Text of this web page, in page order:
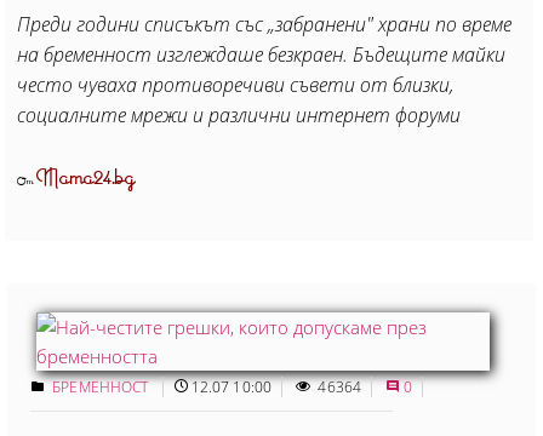
Преди години списъкът със „забранени" храни по време
на бременност изглеждаше безкраен. Бъдещите майки
често чуваха противоречиви съвети от близки,
социалните мрежи и различни интернет форуми
ОтMama24.bg
БРЕМЕННОСТ 12.07 10:00 46364 0